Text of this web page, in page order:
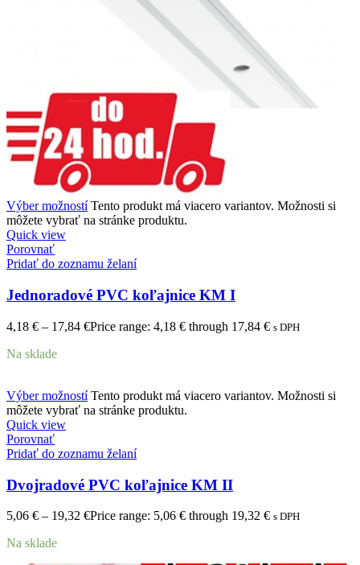
Výber možností Tento produkt má viacero variantov. Možnosti si
môžete vybrať na stránke produktu.
Quick view
Porovnať
Pridať do zoznamu želaní
Jednoradové PVC koľajnice KM I
4,18 € – 17,84 €Price range: 4,18 € through 17,84 € s DPH
Na sklade
Výber možností Tento produkt má viacero variantov. Možnosti si
môžete vybrať na stránke produktu.
Quick view
Porovnať
Pridať do zoznamu želaní
Dvojradové PVC koľajnice KM II
5,06 € – 19,32 €Price range: 5,06 € through 19,32 € s DPH
Na sklade